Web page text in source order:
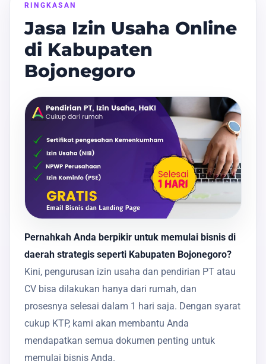
RINGKASAN
Jasa Izin Usaha Online
di Kabupaten
Bojonegoro
Pernahkah Anda berpikir untuk memulai bisnis di
daerah strategis seperti Kabupaten Bojonegoro?
Kini, pengurusan izin usaha dan pendirian PT atau
CV bisa dilakukan hanya dari rumah, dan
prosesnya selesai dalam 1 hari saja. Dengan syarat
cukup KTP, kami akan membantu Anda
mendapatkan semua dokumen penting untuk
memulai bisnis Anda.